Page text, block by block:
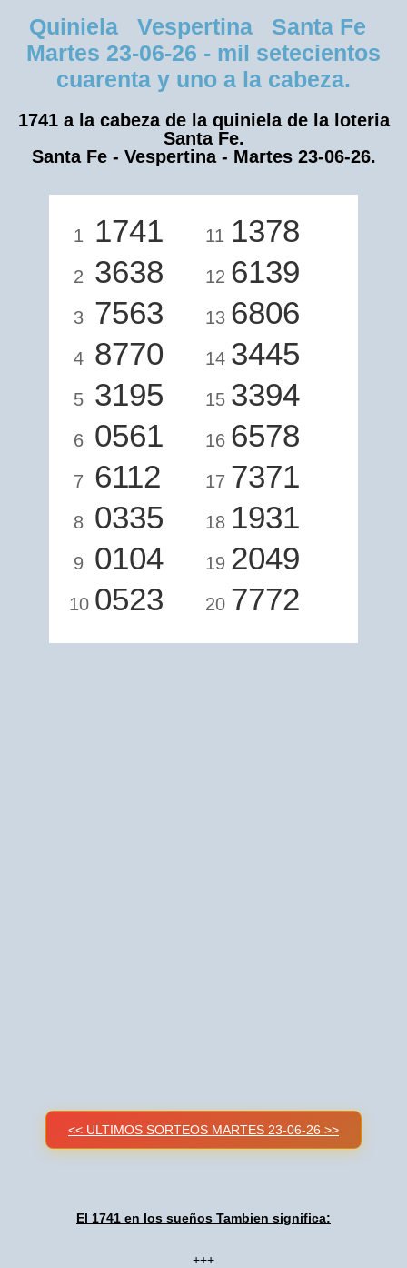
Quiniela Vespertina Santa Fe
Martes 23-06-26 - mil setecientos
cuarenta y uno a la cabeza.
1741 a la cabeza de la quiniela de la loteria
Santa Fe.
Santa Fe - Vespertina - Martes 23-06-26.
1 1741
2 3638
3 7563
4 8770
5 3195
6 0561
7 6112
8 0335
9 0104
10 0523
11 1378
12 6139
13 6806
14 3445
15 3394
16 6578
17 7371
18 1931
19 2049
20 7772
<< ULTIMOS SORTEOS MARTES 23-06-26 >>
El 1741 en los sueños Tambien significa:
+++